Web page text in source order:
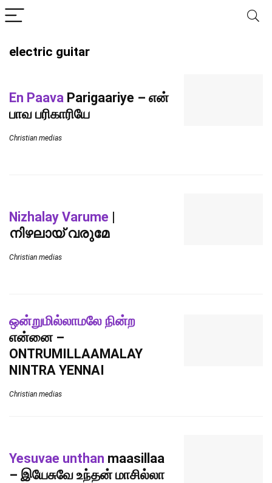
electric guitar
En Paava Parigaariye – என்
பாவ பரிகாரியே
Christian medias
Nizhalay Varume |
നിഴലായ് വരുമേ
Christian medias
ஒன்றுமில்லாமலே நின்ற
என்னை –
ONTRUMILLAAMALAY
NINTRA YENNAI
Christian medias
Yesuvae unthan maasillaa
– இயேசுவே உந்தன் மாசில்லா